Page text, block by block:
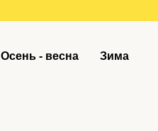
Осень - весна Зима